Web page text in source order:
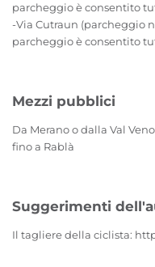
parcheggio è consentito
-Via Cutraun (parcheggio
parcheggio è consentito
Mezzi pubblici
Da Merano o dalla Val
fino a Rablà
Suggerimenti
Il tagliere della ciclista: